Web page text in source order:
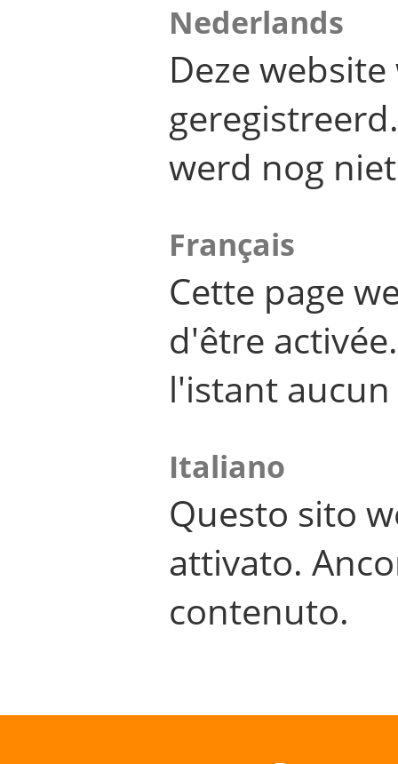
Nederlands
Deze
werd nog
Français
Cette page
d'être
l'istant
Italiano
Questo sito
attivato.
contenuto.